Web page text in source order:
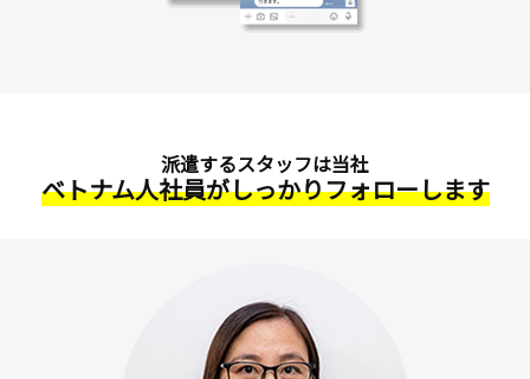
派遣するスタッフは当社
ベトナム人社員がしっかりフォローします